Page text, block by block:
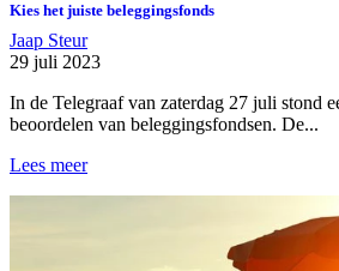
Kies het juiste beleggingsfonds
Jaap Steur
29 juli 2023
In de Telegraaf van zaterdag 27 juli stond
beoordelen van beleggingsfondsen. De...
Lees meer